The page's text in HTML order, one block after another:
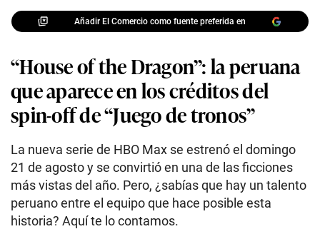
Añadir El Comercio como fuente preferida en
“House of the Dragon”: la peruana
que aparece en los créditos del
spin-off de “Juego de tronos”
La nueva serie de HBO Max se estrenó el domingo
21 de agosto y se convirtió en una de las ficciones
más vistas del año. Pero, ¿sabías que hay un talento
peruano entre el equipo que hace posible esta
historia? Aquí te lo contamos.